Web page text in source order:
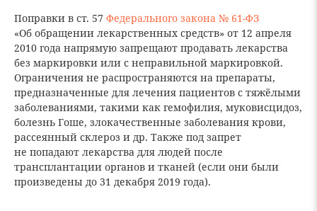
Поправки в ст. 57 Федерального закона № 61-ФЗ
«Об обращении лекарственных средств» от 12 апреля
2010 года напрямую запрещают продавать лекарства
без маркировки или с неправильной маркировкой.
Ограничения не распространяются на препараты,
предназначенные для лечения пациентов с тяжёлыми
заболеваниями, такими как гемофилия, муковисцидоз,
болезнь Гоше, злокачественные заболевания крови,
рассеянный склероз и др. Также под запрет
не попадают лекарства для людей после
трансплантации органов и тканей (если они были
произведены до 31 декабря 2019 года).